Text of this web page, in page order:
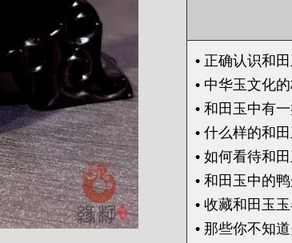
• 正确认识和
• 中华玉文化
• 和田玉中有
• 什么样的和
• 如何看待和
• 和田玉中的
• 收藏和田玉
• 那些你不知